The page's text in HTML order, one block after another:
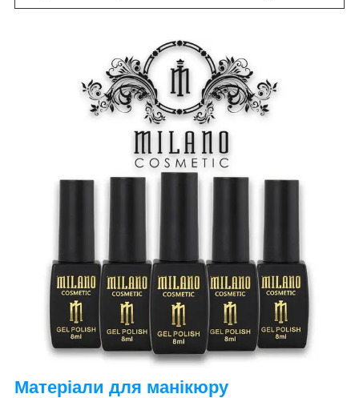
Матеріали для манікюру